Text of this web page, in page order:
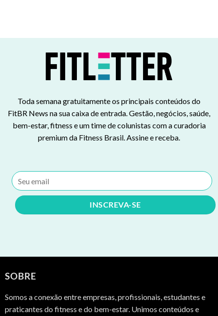
Toda semana gratuitamente os principais conteúdos do
FitBR News na sua caixa de entrada. Gestão, negócios, saúde,
bem-estar, fitness e um time de colunistas com a curadoria
premium da Fitness Brasil. Assine e receba.
SOBRE
Somos a conexão entre empresas, profissionais, estudantes e
praticantes do fitness e do bem-estar. Unimos conteúdos e